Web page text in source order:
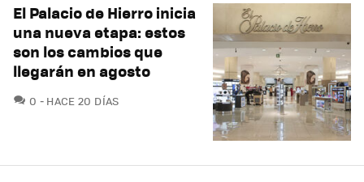
El Palacio de Hierro inicia
una nueva etapa: estos
son los cambios que
llegarán en agosto
0 COMENTARIOS
HACE 20 DÍAS